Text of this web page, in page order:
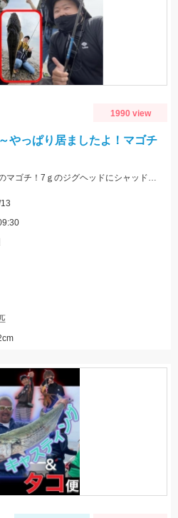
1990 view
やっぱり居ましたよ！マゴチ
出ました出ました！GOODサイズのマゴチ！7ｇのジグヘッドにシャッドテールワームの組み合わせでＨＩＴ！